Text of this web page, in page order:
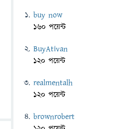
buy now
160 পয়েন্ট
BuyAtivan
120 পয়েন্ট
realmentalh
120 পয়েন্ট
brownrobert